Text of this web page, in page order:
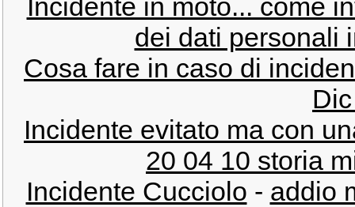
Incidente in moto... come
dei dati personali
Cosa fare in caso di
Incidente evitato ma con
20 04 10 storia
Incidente Cucciolo - addio